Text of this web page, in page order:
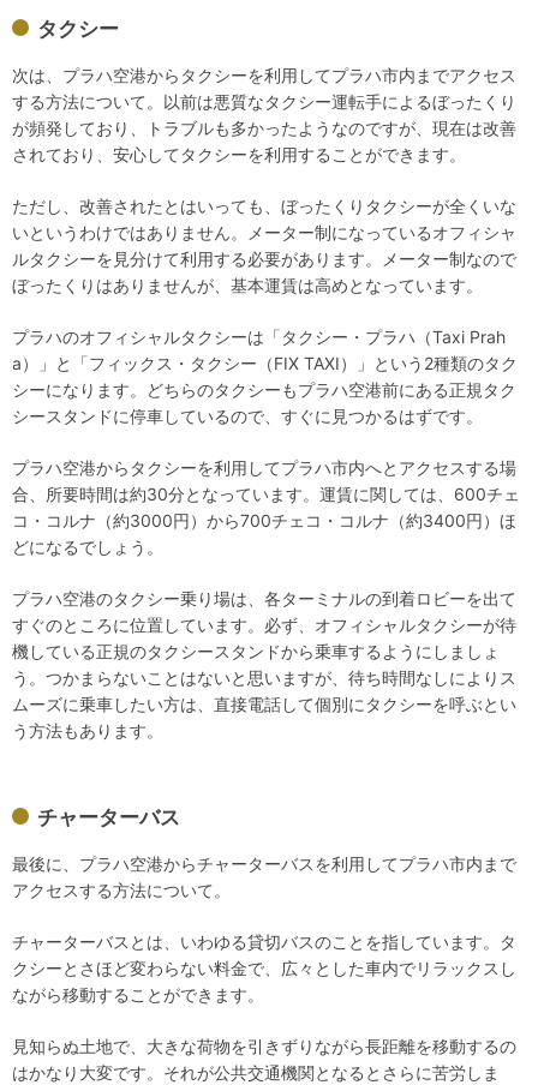
タクシー
次は、プラハ空港からタクシーを利用してプラハ市内までアクセス
する方法について。以前は悪質なタクシー運転手によるぼったくり
が頻発しており、トラブルも多かったようなのですが、現在は改善
されており、安心してタクシーを利用することができます。
ただし、改善されたとはいっても、ぼったくりタクシーが全くいな
いというわけではありません。メーター制になっているオフィシャ
ルタクシーを見分けて利用する必要があります。メーター制なので
ぼったくりはありませんが、基本運賃は高めとなっています。
プラハのオフィシャルタクシーは「タクシー・プラハ（Taxi Prah
a）」と「フィックス・タクシー（FIX TAXI）」という2種類のタク
シーになります。どちらのタクシーもプラハ空港前にある正規タク
シースタンドに停車しているので、すぐに見つかるはずです。
プラハ空港からタクシーを利用してプラハ市内へとアクセスする場
合、所要時間は約30分となっています。運賃に関しては、600チェ
コ・コルナ（約3000円）から700チェコ・コルナ（約3400円）ほ
どになるでしょう。
プラハ空港のタクシー乗り場は、各ターミナルの到着ロビーを出て
すぐのところに位置しています。必ず、オフィシャルタクシーが待
機している正規のタクシースタンドから乗車するようにしましょ
う。つかまらないことはないと思いますが、待ち時間なしによりス
ムーズに乗車したい方は、直接電話して個別にタクシーを呼ぶとい
う方法もあります。
チャーターバス
最後に、プラハ空港からチャーターバスを利用してプラハ市内まで
アクセスする方法について。
チャーターバスとは、いわゆる貸切バスのことを指しています。タ
クシーとさほど変わらない料金で、広々とした車内でリラックスし
ながら移動することができます。
見知らぬ土地で、大きな荷物を引きずりながら長距離を移動するの
はかなり大変です。それが公共交通機関となるとさらに苦労しま